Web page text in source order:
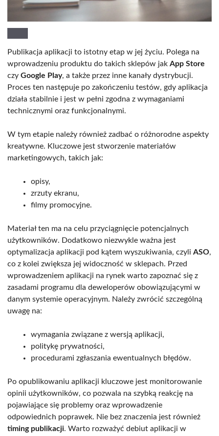
Publikacja aplikacji to istotny etap w jej życiu. Polega na
wprowadzeniu produktu do takich sklepów jak App Store
czy Google Play, a także przez inne kanały dystrybucji.
Proces ten następuje po zakończeniu testów, gdy aplikacja
działa stabilnie i jest w pełni zgodna z wymaganiami
technicznymi oraz funkcjonalnymi.
W tym etapie należy również zadbać o różnorodne aspekty
kreatywne. Kluczowe jest stworzenie materiałów
marketingowych, takich jak:
opisy,
zrzuty ekranu,
filmy promocyjne.
Materiał ten ma na celu przyciągnięcie potencjalnych
użytkowników. Dodatkowo niezwykle ważna jest
optymalizacja aplikacji pod kątem wyszukiwania, czyli ASO,
co z kolei zwiększa jej widoczność w sklepach. Przed
wprowadzeniem aplikacji na rynek warto zapoznać się z
zasadami programu dla deweloperów obowiązującymi w
danym systemie operacyjnym. Należy zwrócić szczególną
uwagę na:
wymagania związane z wersją aplikacji,
politykę prywatności,
procedurami zgłaszania ewentualnych błędów.
Po opublikowaniu aplikacji kluczowe jest monitorowanie
opinii użytkowników, co pozwala na szybką reakcję na
pojawiające się problemy oraz wprowadzenie
odpowiednich poprawek. Nie bez znaczenia jest również
timing publikacji. Warto rozważyć debiut aplikacji w